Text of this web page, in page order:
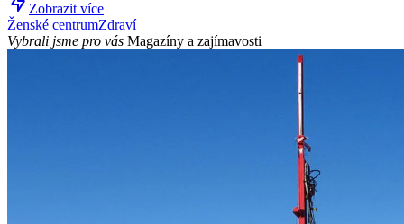
Zobrazit více
Ženské centrumZdraví
Vybrali jsme pro vás Magazíny a zajímavosti